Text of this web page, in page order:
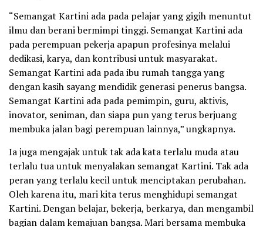
“Semangat Kartini ada pada pelajar yang gigih menuntut
ilmu dan berani bermimpi tinggi. Semangat Kartini ada
pada perempuan pekerja apapun profesinya melalui
dedikasi, karya, dan kontribusi untuk masyarakat.
Semangat Kartini ada pada ibu rumah tangga yang
dengan kasih sayang mendidik generasi penerus bangsa.
Semangat Kartini ada pada pemimpin, guru, aktivis,
inovator, seniman, dan siapa pun yang terus berjuang
membuka jalan bagi perempuan lainnya,” ungkapnya.
Ia juga mengajak untuk tak ada kata terlalu muda atau
terlalu tua untuk menyalakan semangat Kartini. Tak ada
peran yang terlalu kecil untuk menciptakan perubahan.
Oleh karena itu, mari kita terus menghidupi semangat
Kartini. Dengan belajar, bekerja, berkarya, dan mengambil
bagian dalam kemajuan bangsa. Mari bersama membuka